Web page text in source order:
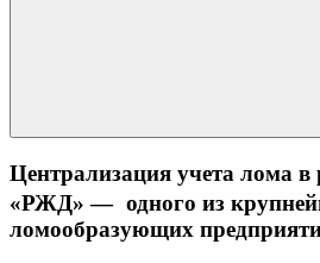
Централизация учета лома
«РЖД» — одного из
ломообразующих